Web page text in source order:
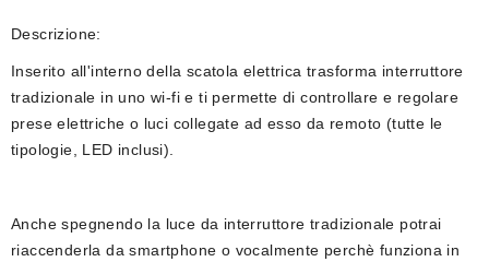
Descrizione:
Inserito all'interno della scatola elettricatrasforma interruttore
tradizionale in uno wi-fi e ti permette di controllare e regolare
prese elettriche o luci collegate ad esso da remoto (tutte le
tipologie, LED inclusi)
Anche spegnendo la luce da interruttore tradizionale potrai
riaccenderla da smartphone o vocalmente perchè funziona in